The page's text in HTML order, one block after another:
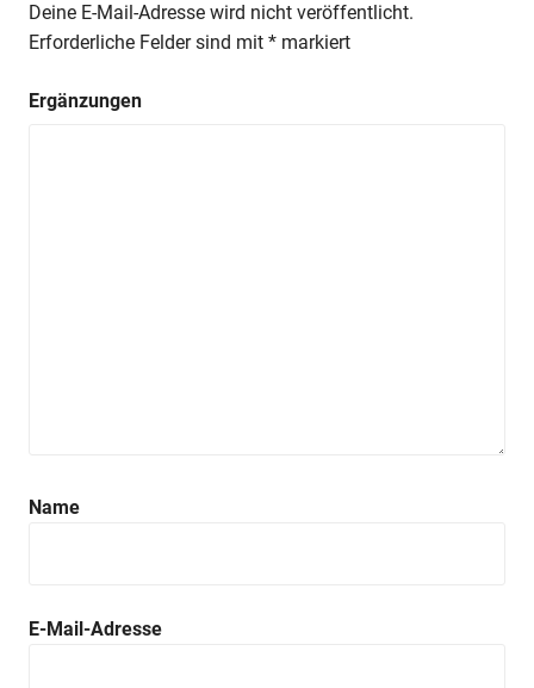
Deine E-Mail-Adresse wird nicht veröffentlicht.
Erforderliche Felder sind mit * markiert
Ergänzungen
Name
E-Mail-Adresse